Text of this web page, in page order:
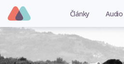
Články Audio